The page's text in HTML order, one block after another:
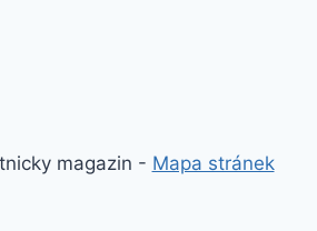
magazin - Mapa stránek